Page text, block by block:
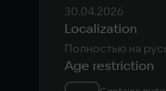
30.04.2026
Localization
Полностью на
Age restriction